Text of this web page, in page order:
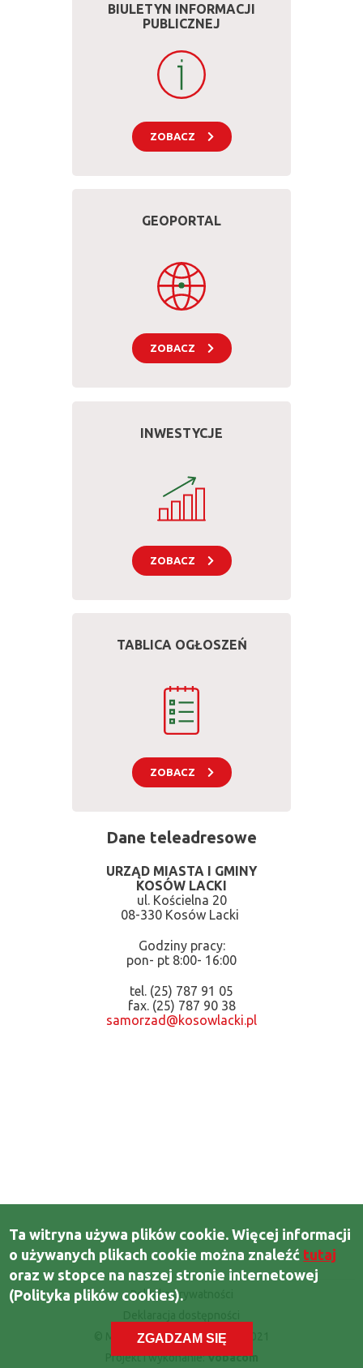
Ta witryna używa plików cookie. Więcej informacji
o używanych plikach cookie można znaleźć tutaj
oraz w stopce na naszej stronie internetowej
(Polityka plików cookies).
ZGADZAM SIĘ
BIULETYN INFORMACJI
PUBLICZNEJ
ZOBACZ
GEOPORTAL
ZOBACZ
INWESTYCJE
ZOBACZ
TABLICA OGŁOSZEŃ
ZOBACZ
Dane teleadresowe
URZĄD MIASTA I GMINY
KOSÓW LACKI
ul. Kościelna 20
08-330 Kosów Lacki
Godziny pracy:
pon- pt 8:00- 16:00
tel. (25) 787 91 05
fax. (25) 787 90 38
samorzad@kosowlacki.pl
© Miasto i Gmina Kosów Lacki 2021
Polityka prywatności
Projekt i wykonanie:Vobacom